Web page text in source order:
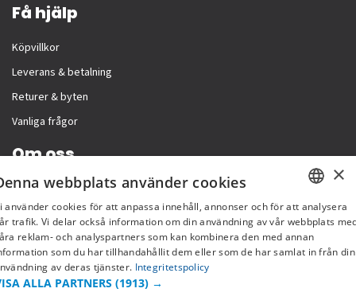
Få hjälp
Köpvillkor
Leverans & betalning
Returer & byten
Vanliga frågor
Om oss
Företagsinformation
SWEDISH
FI
×
webbplats använder cookies
använder cookies för att anpassa innehåll, annonser och för att analysera
trafik. Vi delar också information om din användning av vår webbplats
reklam- och analyspartners som kan kombinera den med annan
som du har tillhandahållit dem eller som de har samlat in från din
av deras tjänster. Integritetspolicy
ALLA PARTNERS (1913) →